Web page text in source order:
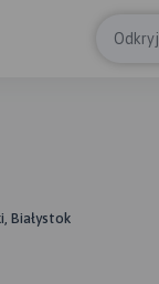
Odkryj
Białystok